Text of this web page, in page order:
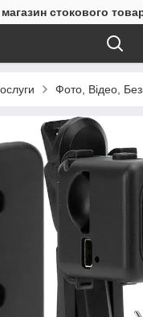
магазин стокового
Фото, Відео,